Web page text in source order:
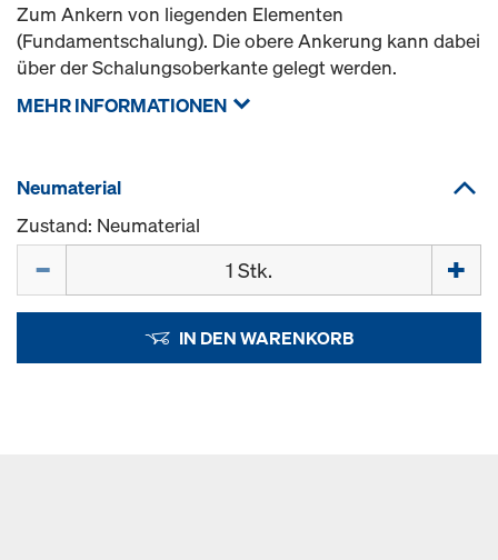
Zum Ankern von liegenden Elementen
(Fundamentschalung). Die obere Ankerung kann dabei
über der Schalungsoberkante gelegt werden.
MEHR INFORMATIONEN
Neumaterial
Zustand: Neumaterial
IN DEN WARENKORB